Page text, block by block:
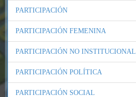
PARTICIPACIÓN
PARTICIPACIÓN FEMENINA
PARTICIPACIÓN NO INSTITUCIONAL
PARTICIPACIÓN POLÍTICA
PARTICIPACIÓN SOCIAL